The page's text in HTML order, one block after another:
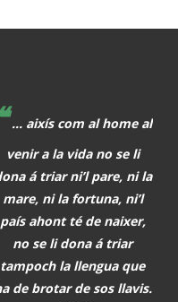
... aixís com al home al
venir a la vida no se li
á triar ni’l pare, ni la
mare, ni la fortuna, ni’l
país ahont té de naixer,
no se li dona á triar
tampoch la llengua que
de brotar de sos llavis.